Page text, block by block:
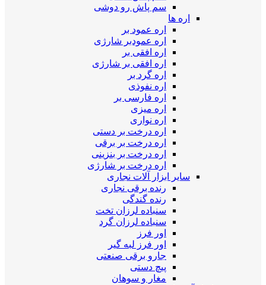
سم پاش رو دوشی
اره ها
اره عمود بر
اره عمودبر شارژی
اره افقی بر
اره افقی بر شارژی
اره گرد بر
اره نفوذی
اره فارسی بر
اره میزی
اره نواری
اره درخت بر دستی
اره درخت بر برقی
اره درخت بر بنزینی
اره درخت بر شارژی
سایر ابزار آلات نجاری
رنده برقی نجاری
رنده گندگی
سنباده لرزان تخت
سنباده لرزان گرد
اور فرز
اور فرز لبه گیر
جارو برقی صنعتی
پیچ دستی
مغار و سوهان